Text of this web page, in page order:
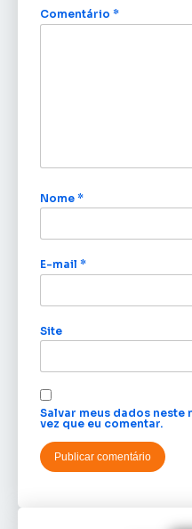
Comentário *
Nome *
E-mail *
Site
Salvar meus dados
vez que eu comentar.